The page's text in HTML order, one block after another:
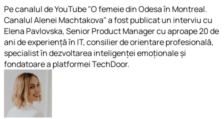
Pe canalul de YouTube "O femeie din Odesa în Montreal.
Canalul Alenei Machtakova" a fost publicat un interviu cu
Elena Pavlovska, Senior Product Manager cu aproape 20 de
ani de experiență în IT, consilier de orientare profesională,
specialist în dezvoltarea inteligenței emoționale și
fondatoare a platformei TechDoor.